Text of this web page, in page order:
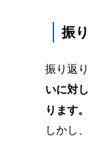
振
振り返
いに対
ります。
しかし